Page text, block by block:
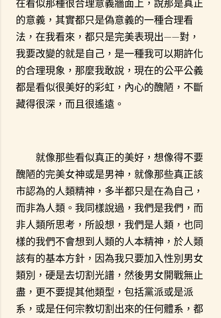
在看似那種很合理意義牆面上，說那是真正
的意義，其實都只是偽意義的一種合理看
法，在我看來，都只是完美表現出——對，
我要改變的就是自己，是一種我可以期許化
的合理現象，那麼我敢說，現在的公平公義
都是看似很美好的彩虹，內心的醜陋，不斷
藏得很深，而且很遙遠。
就像那些看似真正的美好，想像得不要
醜陋的完美女神或是男神，就像那些真正該
市認為的人類精神，多半都只是在為自己，
而非為人類。我同樣說過，我們是我們，而
非人類所思考，所設想，我們是人類，也同
樣的我們不會想到人類的人本精神，於人類
該有的基本方針，因為我只要加入性別男女
類別，硬是去切割光譜，然後男女開戰無止
盡，更不要提其他類型，包括黨派或是派
系，或是任何宗教切割出來的任何體系，都